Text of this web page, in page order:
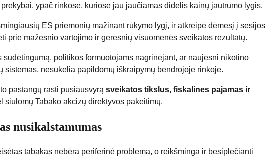
ypač rinkose, kuriose jau jaučiamas didelis kainų jautrumo lygis.
ES priemonių mažinant rūkymo lygį, ir atkreipė dėmesį į sesijos
prie mažesnio vartojimo ir geresnių visuomenės sveikatos rezultatų.
politikos formuotojams nagrinėjant, ar naujesni nikotino
nesukelia papildomų iškraipymų bendrojoje rinkoje.
pastangų rasti pusiausvyrą sveikatos tikslus, fiskalines pajamas ir
siūlomų Tabako akcizų direktyvos pakeitimų.
nusikalstamumas
tabakas nebėra periferinė problema, o reikšminga ir besiplečianti